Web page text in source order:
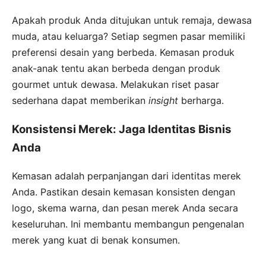
Apakah produk Anda ditujukan untuk remaja, dewasa
muda, atau keluarga? Setiap segmen pasar memiliki
preferensi desain yang berbeda. Kemasan produk
anak-anak tentu akan berbeda dengan produk
gourmet untuk dewasa. Melakukan riset pasar
sederhana dapat memberikan insight berharga.
Konsistensi Merek: Jaga Identitas Bisnis
Anda
Kemasan adalah perpanjangan dari identitas merek
Anda. Pastikan desain kemasan konsisten dengan
logo, skema warna, dan pesan merek Anda secara
keseluruhan. Ini membantu membangun pengenalan
merek yang kuat di benak konsumen.